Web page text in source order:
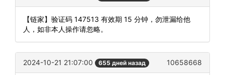
【链家】验证码 147513 有效期 15 分钟，勿泄漏给他
人，如非本人操作请忽略。
2024-10-21 21:07:00 655 дней назад 10658668